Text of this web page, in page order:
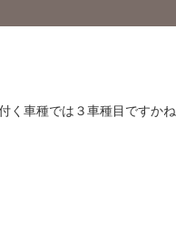
く車種では３車種目ですかね